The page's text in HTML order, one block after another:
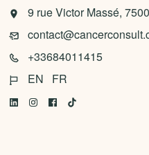
9 rue Victor Massé,
+33684011415
EN
FR